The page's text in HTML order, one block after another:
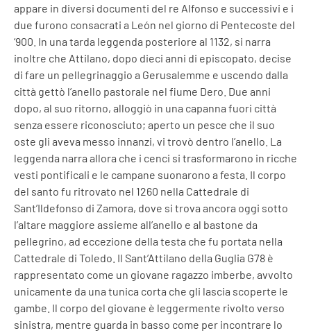
appare in diversi documenti del re Alfonso e successivi e i
due furono consacrati a León nel giorno di Pentecoste del
‘900. In una tarda leggenda posteriore al 1132, si narra
inoltre che Attilano, dopo dieci anni di episcopato, decise
di fare un pellegrinaggio a Gerusalemme e uscendo dalla
città gettò l’anello pastorale nel fiume Dero. Due anni
dopo, al suo ritorno, alloggiò in una capanna fuori città
senza essere riconosciuto; aperto un pesce che il suo
oste gli aveva messo innanzi, vi trovò dentro l’anello. La
leggenda narra allora che i cenci si trasformarono in ricche
vesti pontificali e le campane suonarono a festa. Il corpo
del santo fu ritrovato nel 1260 nella Cattedrale di
Sant’Ildefonso di Zamora, dove si trova ancora oggi sotto
l’altare maggiore assieme all’anello e al bastone da
pellegrino, ad eccezione della testa che fu portata nella
Cattedrale di Toledo. Il Sant’Attilano della Guglia G78 è
rappresentato come un giovane ragazzo imberbe, avvolto
unicamente da una tunica corta che gli lascia scoperte le
gambe. Il corpo del giovane è leggermente rivolto verso
sinistra, mentre guarda in basso come per incontrare lo